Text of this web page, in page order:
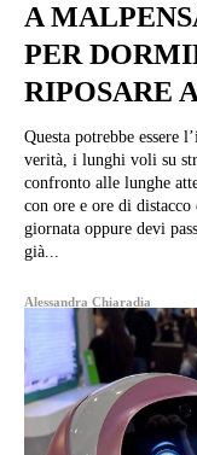
A
PER
RIPOSARE
Questa potrebbe essere
verità, i lunghi voli su
confronto alle lunghe
con ore e ore di
giornata oppure devi
già...
Alessandra Chiaradia